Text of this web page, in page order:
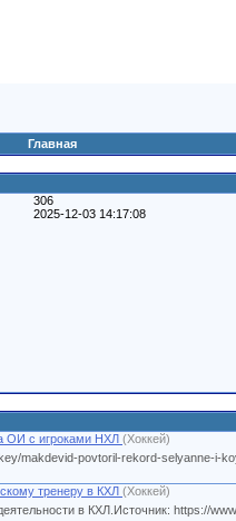
Главная
306
2025-12-03 14:17:08
ОИ с игроками НХЛ (Хоккей)
makdevid-povtoril-rekord-selyanne-i-
тренеру в КХЛ (Хоккей)
в КХЛ.Источник: https://